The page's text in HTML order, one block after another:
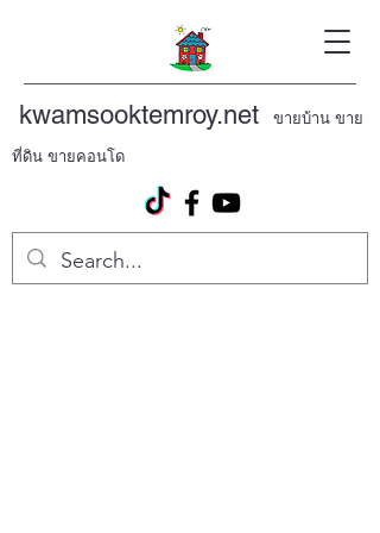
kwamsooktemroy.net ขายบ้าน ขาย
ที่ดิน ขายคอนโด